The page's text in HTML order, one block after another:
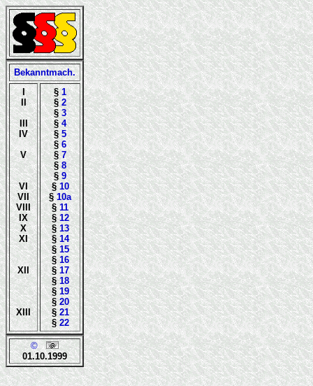
Bekanntmach.
I
II
III
IV
V
VI
VII
VIII
IX
X
XI
XII
XIII
§1
§2
§ 3
§4
§5
§ 6
§7
§8
§ 9
§10
§10a
§11
§12
§13
§14
§15
§16
§17
§18
§19
§20
§21
§ 22
©
01.10.1999